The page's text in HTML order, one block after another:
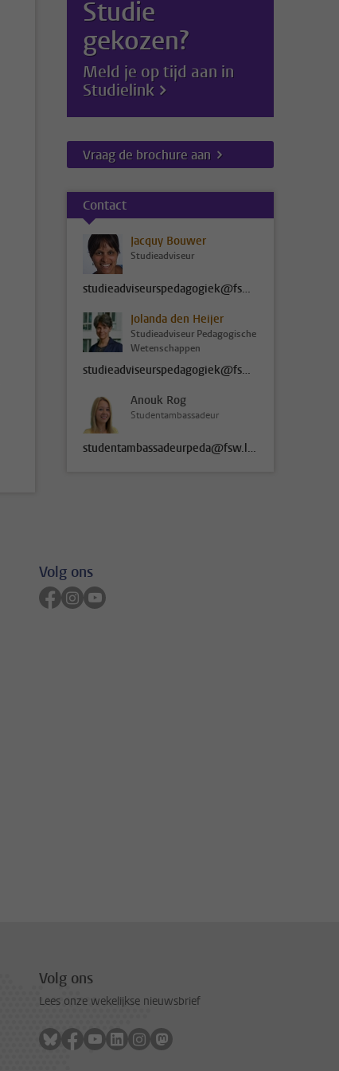
Studie
gekozen?
Meld je op tijd aan in
Studielink
Vraag de brochure aan
Contact
Jacquy Bouwer
Studieadviseur
studieadviseurspedagogiek@fsw.leidenuniv.nl
Jolanda den Heijer
Studieadviseur Pedagogische
Wetenschappen
studieadviseurspedagogiek@fsw.leidenuniv.nl
Anouk Rog
Studentambassadeur
studentambassadeurpeda@fsw.leidenuniv.nl
Volg ons
Volg ons op facebook
Volg ons op instagram
Volg ons op youtube
Volg ons
Lees onze wekelijkse nieuwsbrief
Volg ons op bluesky
Volg ons op facebook
Volg ons op youtube
Volg ons op linkedin
Volg ons op instagram
Volg ons op mastodon